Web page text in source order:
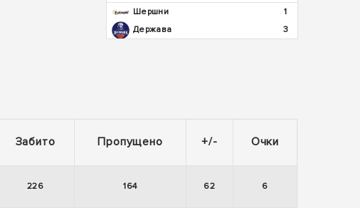
Шершни
1
Держава
3
Забито Пропущено +/- Очки
226 164 62 6